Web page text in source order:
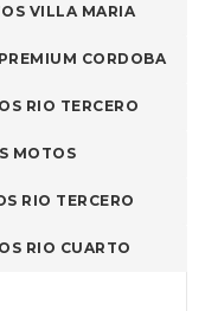
VILLA MARIA
CORDOBA
RIO TERCERO
MOTOS
RIO TERCERO
RIO CUARTO